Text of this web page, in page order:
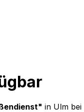
" in Ulm bei